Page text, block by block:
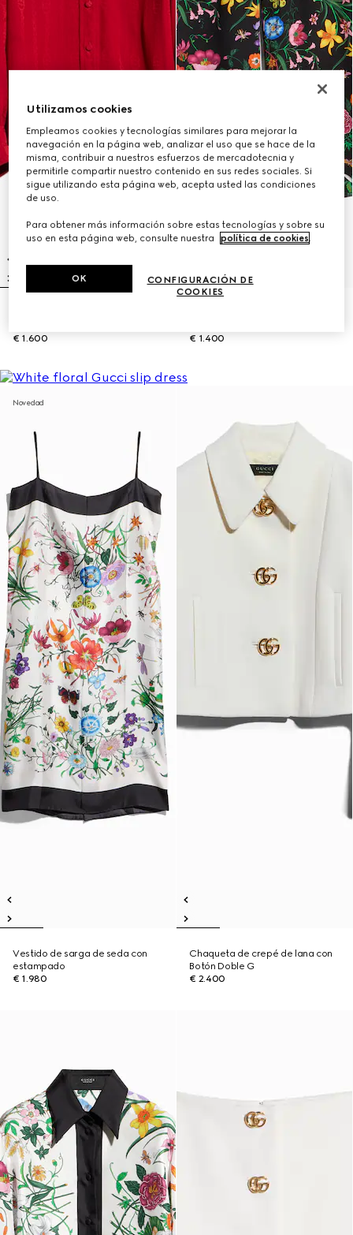
€ 1.600
€ 1.400
Novedad
Vestido de sarga de seda con
estampado
€ 1.980
Chaqueta de crepé de lana con
Botón Doble G
€ 2.400
Utilizamos cookies
Empleamos cookies y tecnologías similares para mejorar la
navegación en la página web, analizar el uso que se hace de la
misma, contribuir a nuestros esfuerzos de mercadotecnia y
permitirle compartir nuestro contenido en sus redes sociales. Si
sigue utilizando esta página web, acepta usted las condiciones
de uso.
Para obtener más información sobre estas tecnologías y sobre su
uso en esta página web, consulte nuestra
política de cookies.
CONFIGURACIÓN DE
COOKIES
OK